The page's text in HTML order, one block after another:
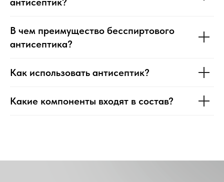
В чем преимущество бесспиртового
антисептика?
Как использовать антисептик?
Какие компоненты входят в состав?